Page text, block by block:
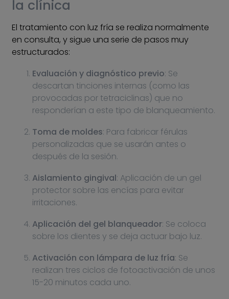
la clínica
El tratamiento con luz fría se realiza normalmente
en consulta, y sigue una serie de pasos muy
estructurados:
Evaluación y diagnóstico previo: Se
descartan tinciones internas (como las
provocadas por tetraciclinas) que no
responderían a este tipo de blanqueamiento.
Toma de moldes: Para fabricar férulas
personalizadas que se usarán antes o
después de la sesión.
Aislamiento gingival: Aplicación de un gel
protector sobre las encías para evitar
irritaciones.
Aplicación del gel blanqueador: Se coloca
sobre los dientes y se deja actuar bajo luz.
Activación con lámpara de luz fría: Se
realizan tres ciclos de fotoactivación de unos
15-20 minutos cada uno.